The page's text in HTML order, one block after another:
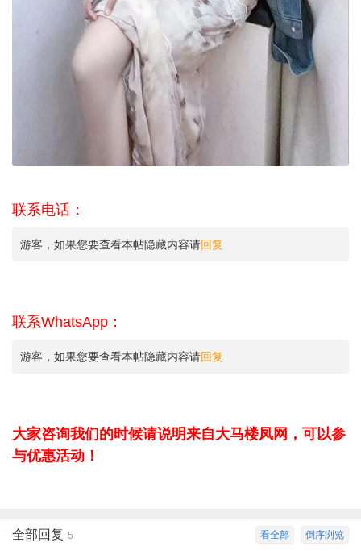
联系电话：
游客，如果您要查看本帖隐藏内容请回复
联系WhatsApp：
游客，如果您要查看本帖隐藏内容请回复
大家咨询我们的时候请说明来自大马楼凤网，可以参
与优惠活动！
倒序浏览
看全部
全部回复 5